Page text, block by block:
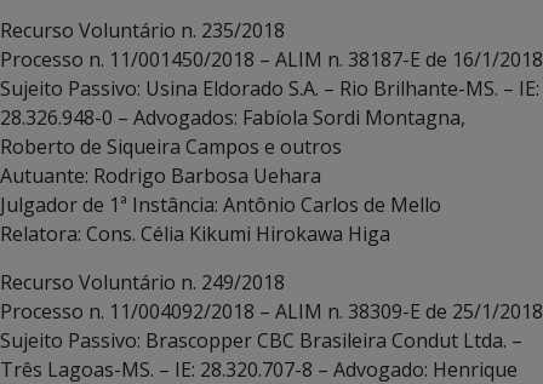
Recurso Voluntário n. 235/2018
Processo n. 11/001450/2018 – ALIM n. 38187-E de 16/1/2018
Sujeito Passivo: Usina Eldorado S.A. – Rio Brilhante-MS. – IE:
28.326.948-0 – Advogados: Fabíola Sordi Montagna,
Roberto de Siqueira Campos e outros
Autuante: Rodrigo Barbosa Uehara
Julgador de 1ª Instância: Antônio Carlos de Mello
Relatora: Cons. Célia Kikumi Hirokawa Higa
Recurso Voluntário n. 249/2018
Processo n. 11/004092/2018 – ALIM n. 38309-E de 25/1/2018
Sujeito Passivo: Brascopper CBC Brasileira Condut Ltda. –
Três Lagoas-MS. – IE: 28.320.707-8 – Advogado: Henrique